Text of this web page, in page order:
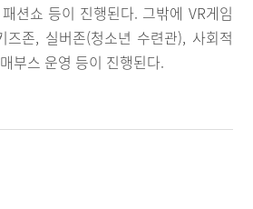
션쇼 등이 진행된다. 그밖에 VR게임
즈존, 실버존(청소년 수련관), 사회적
부스 운영 등이 진행된다.